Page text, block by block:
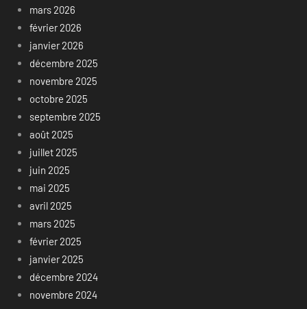
mars 2026
février 2026
janvier 2026
décembre 2025
novembre 2025
octobre 2025
septembre 2025
août 2025
juillet 2025
juin 2025
mai 2025
avril 2025
mars 2025
février 2025
janvier 2025
décembre 2024
novembre 2024